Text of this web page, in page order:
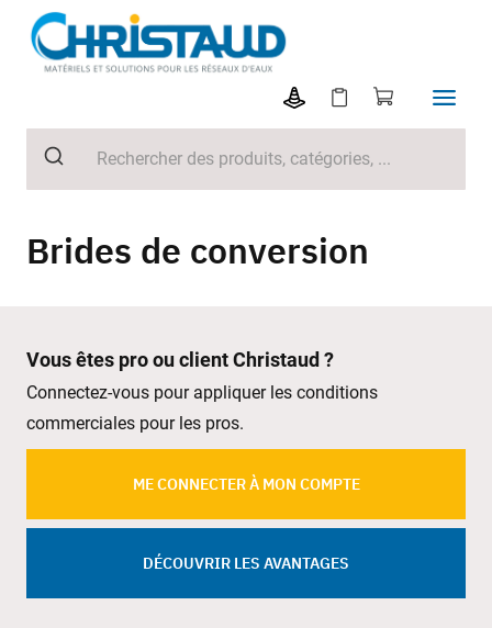
Brides de conversion
Vous êtes pro ou client Christaud ?
Connectez-vous pour appliquer les conditions
commerciales pour les pros.
ME CONNECTER À MON COMPTE
DÉCOUVRIR LES AVANTAGES